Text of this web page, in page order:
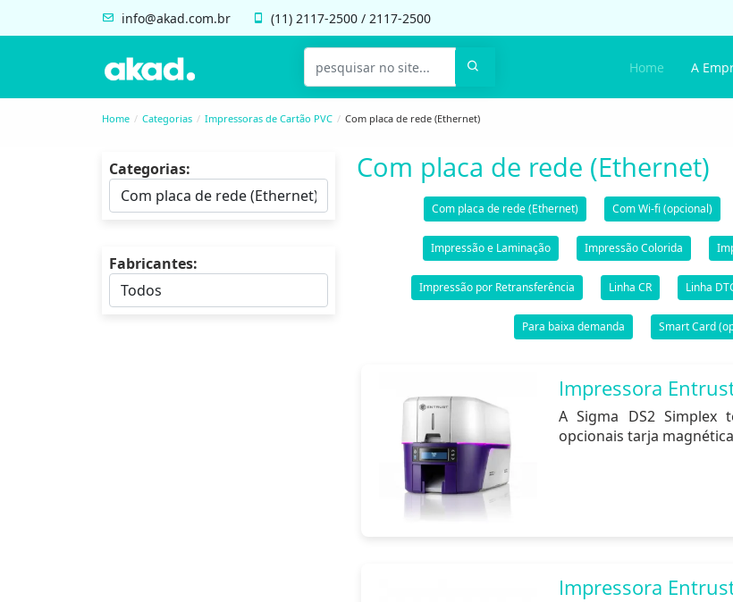
info@akad.com.br (11) 2117-2500 / 2117-2500
Home A
Home Categorias Impressoras de Cartão PVC Com placa de rede (Ethernet)
Categorias:
Fabricantes:
Com placa de rede (Ethernet)
Com placa de rede (Ethernet) Com Wi-fi (opcional)
Impressão e Laminação Impressão Colorida
Impressão por Retransferência Linha CR Linha
Para baixa demanda Smart Card
Impressora
A Sigma DS2 Simplex
opcionais tarja
Impressora